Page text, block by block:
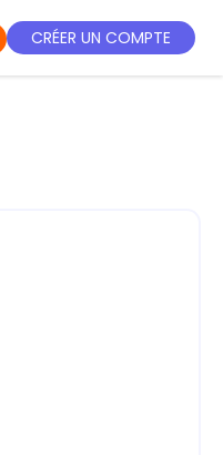
CRÉER UN COMPTE